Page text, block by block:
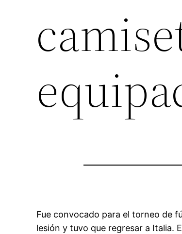
Fue convocado para el torneo de
lesión y tuvo que regresar a Italia.